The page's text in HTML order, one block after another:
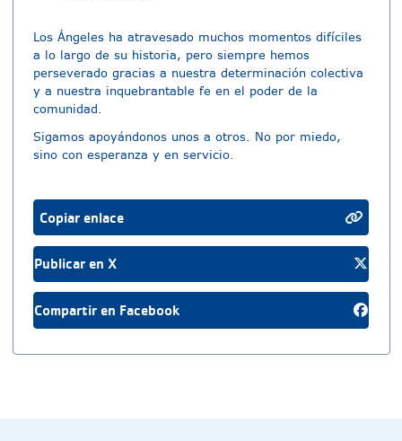
Los Ángeles ha atravesado muchos momentos difíciles
a lo largo de su historia, pero siempre hemos
perseverado gracias a nuestra determinación colectiva
y a nuestra inquebrantable fe en el poder de la
comunidad.
Sigamos apoyándonos unos a otros. No por miedo,
sino con esperanza y en servicio.
Copiar enlace
Publicar en X
Compartir en Facebook